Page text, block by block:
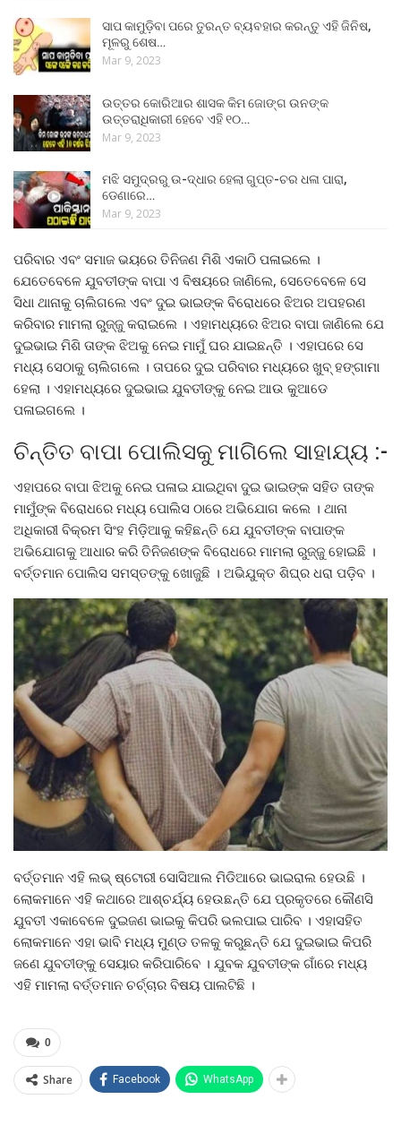
ସାପ କାମୁଡ଼ିବା ପରେ ତୁରନ୍ତ ବ୍ୟବହାର କରନ୍ତୁ ଏହି ଜିନିଷ,
ମୂଳରୁ ଶେଷ…
Mar 9, 2023
ଉତ୍ତର କୋରିଆର ଶାସକ କିମ ଜୋଙ୍ଗ ଉନଙ୍କ
ଉତ୍ତରାଧିକାରୀ ହେବେ ଏହି ୧୦…
Mar 9, 2023
ମଝି ସମୁଦ୍ରରୁ ଉ-ଦ୍ଧାର ହେଲା ଗୁପ୍ତ-ଚର ଧଳା ପାରା,
ଡେଣାରେ…
Mar 9, 2023
ପରିବାର ଏବଂ ସମାଜ ଭୟରେ ତିନିଜଣ ମିଶି ଏକାଠି ପଳାଇଲେ ।
ଯେତେବେଳେ ଯୁବତୀଙ୍କ ବାପା ଏ ବିଷୟରେ ଜାଣିଲେ, ସେତେବେଳେ ସେ
ସିଧା ଥାନାକୁ ଚାଲିଗଲେ ଏବଂ ଦୁଇ ଭାଇଙ୍କ ବିରୋଧରେ ଝିଅର ଅପହରଣ
କରିବାର ମାମଲା ରୁଜ୍ଜୁ କରାଇଲେ । ଏହାମଧ୍ୟରେ ଝିଅର ବାପା ଜାଣିଲେ ଯେ
ଦୁଇଭାଇ ମିଶି ତାଙ୍କ ଝିଅକୁ ନେଇ ମାମୁଁ ଘର ଯାଇଛନ୍ତି । ଏହାପରେ ସେ
ମଧ୍ୟ ସେଠାକୁ ଚାଲିଗଲେ । ତାପରେ ଦୁଇ ପରିବାର ମଧ୍ୟରେ ଖୁବ୍ ହଙ୍ଗାମା
ହେଲା । ଏହାମଧ୍ୟରେ ଦୁଇଭାଇ ଯୁବତୀଙ୍କୁ ନେଇ ଆଉ କୁଆଡେ
ପଳାଇଗଲେ ।
ଚିନ୍ତିତ ବାପା ପୋଲିସକୁ ମାଗିଲେ ସାହାଯ୍ୟ :-
ଏହାପରେ ବାପା ଝିଅକୁ ନେଇ ପଳାଇ ଯାଇଥିବା ଦୁଇ ଭାଇଙ୍କ ସହିତ ତାଙ୍କ
ମାମୁଁଙ୍କ ବିରୋଧରେ ମଧ୍ୟ ପୋଲିସ ଠାରେ ଅଭିଯୋଗ କଲେ । ଥାନା
ଅଧିକାରୀ ବିକ୍ରମ ସିଂହ ମିଡ଼ିଆକୁ କହିଛନ୍ତି ଯେ ଯୁବତୀଙ୍କ ବାପାଙ୍କ
ଅଭିଯୋଗକୁ ଆଧାର କରି ତିନିଜଣଙ୍କ ବିରୋଧରେ ମାମଲା ରୁଜ୍ଜୁ ହୋଇଛି ।
ବର୍ତ୍ତମାନ ପୋଲିସ ସମସ୍ତଙ୍କୁ ଖୋଜୁଛି । ଅଭିଯୁକ୍ତ ଶିଘ୍ର ଧରା ପଡ଼ିବ ।
ବର୍ତ୍ତମାନ ଏହି ଲଭ୍ ଷ୍ଟୋରୀ ସୋସିଆଲ ମିଡିଆରେ ଭାଇରାଲ ହେଉଛି ।
ଲୋକମାନେ ଏହି କଥାରେ ଆଶ୍ଚର୍ଯ୍ୟ ହେଉଛନ୍ତି ଯେ ପ୍ରକୃତରେ କୌଣସି
ଯୁବତୀ ଏକାବେଳେ ଦୁଇଜଣ ଭାଇକୁ କିପରି ଭଲପାଇ ପାରିବ । ଏହାସହିତ
ଲୋକମାନେ ଏହା ଭାବି ମଧ୍ୟ ମୁଣ୍ଡ ତଳକୁ କରୁଛନ୍ତି ଯେ ଦୁଇଭାଇ କିପରି
ଜଣେ ଯୁବତୀଙ୍କୁ ସେୟାର କରିପାରିବେ । ଯୁବକ ଯୁବତୀଙ୍କ ଗାଁରେ ମଧ୍ୟ
ଏହି ମାମଲା ବର୍ତ୍ତମାନ ଚର୍ଚ୍ଚାର ବିଷୟ ପାଲଟିଛି ।
0
Share Facebook WhatsApp